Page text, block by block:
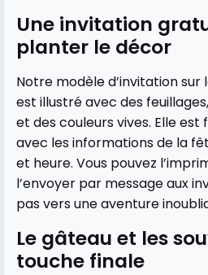
Une invitation
planter le décor
Notre modèle d’invitation sur
est illustré avec des
et des couleurs vives. Elle
avec les informations de la
et heure. Vous pouvez
l’envoyer par message aux
pas vers une aventure
Le gâteau et les
touche finale